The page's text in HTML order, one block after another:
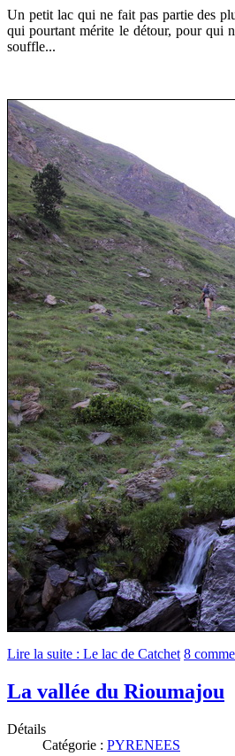
Un petit lac qui ne fait pas partie des
qui pourtant mérite le détour, pour qui
souffle...
Lire la suite : Le lac de Catchet 8
La vallée du Rioumajou
Détails
Catégorie : PYRENEES